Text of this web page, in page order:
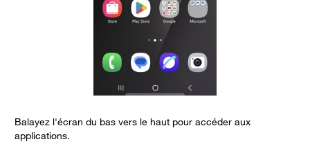
Balayez l'écran du bas vers le haut pour accéder aux
applications.